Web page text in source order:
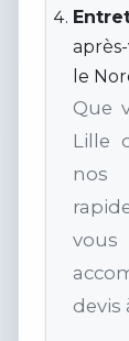
le
Que
Lille
nos
devis